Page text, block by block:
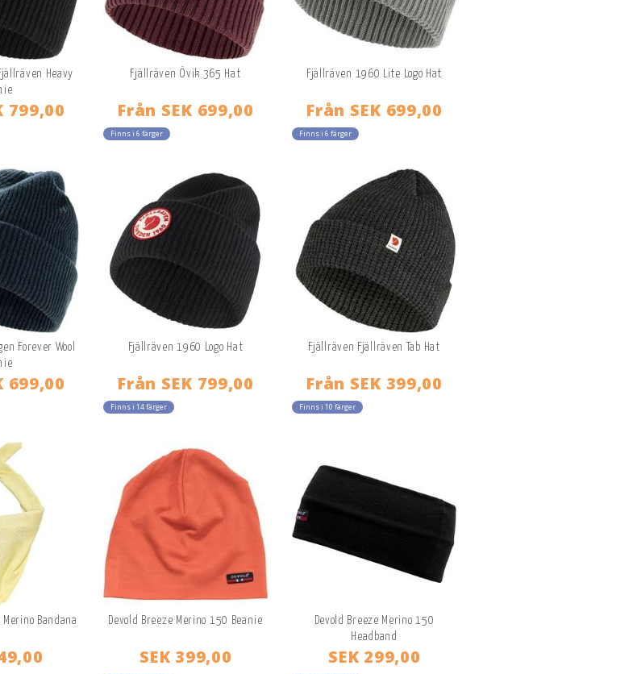
Heavy
799,00
Fjällräven Övik 365 Hat
Från SEK 699,00
Finns i 6 färger
Fjällräven 1960 Lite Logo Hat
Från SEK 699,00
Finns i 6 färger
Forever Wool
699,00
Fjällräven 1960 Logo Hat
Från SEK 799,00
Finns i 14 färger
Fjällräven Fjällräven Tab Hat
Från SEK 399,00
Finns i 10 färger
Bandana Devold Breeze Merino 150 Beanie
SEK 399,00
Devold Breeze Merino 150
Headband
SEK 299,00